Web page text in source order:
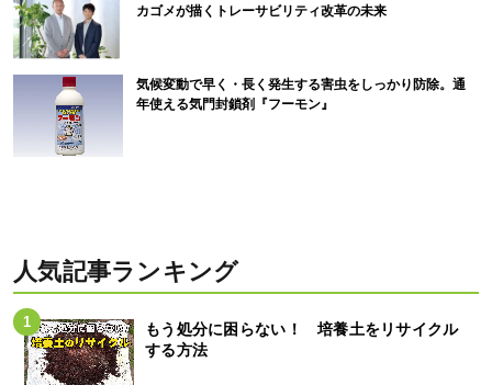
カゴメが描くトレーサビリティ改革の未来
気候変動で早く・長く発生する害虫をしっかり防除。通
年使える気門封鎖剤『フーモン』
人気記事ランキング
もう処分に困らない！ 培養土をリサイクル
する方法